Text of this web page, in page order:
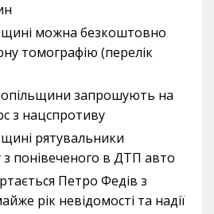
можна безкоштовно
томографію (перелік
запрошують на
з нацспротиву
рятувальники
понівеченого в ДТП авто
Петро Федів з
рік невідомості та надії